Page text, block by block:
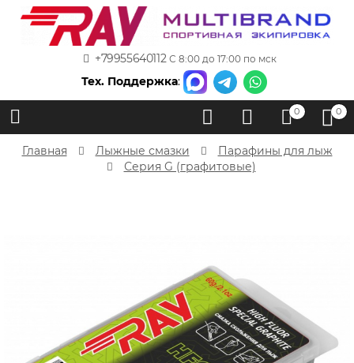
+79955640112 С 8:00 до 17:00 по мск
Тех. Поддержка:
0 0
Главная Лыжные смазки
Парафины для лыж
Серия G (графитовые)